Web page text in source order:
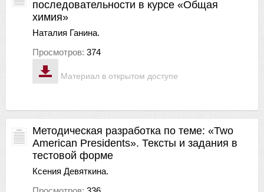
Материал в открытом доступе
последовательности в курсе «Общая
химия»
Наталия Ганина.
Просмотров: 374
Методическая разработка по теме: «Two
American Presidents». Тексты и задания в
тестовой форме
Ксения Девяткина.